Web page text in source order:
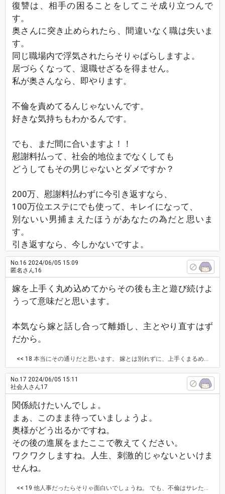
復讐は、相手の困ることをしてこそ成り立つんで
す。
奥さんに突き止められたら、間違いなく職は失いま
す。
同じ職場内で浮気されたらそりゃばらしますよ。
居づらくなって、退職せざるを得ません。
私が奥さんなら、即やります。
不倫を責めてるんじゃないんです。
好きな気持ちもわかるんです。
でも、まだ間に合いますよ！！
慰謝料払って、社会的地位までなくしても
どうしてもその男じゃないとダメですか？
200万、慰謝料払わずに今引き返すなら、
100万位エステにでも使って、キレイになって、
別ないい男捕まえたほうがあなたの為だと思いま
す。
引き返すなら、今しかないですよ。
No.16 2024/06/05 15:09
匿名さん16
嫁を上手く丸め込めてからその後も主と遊び続けよ
うって意味だと思います。
本気なら嫁と話し合って離婚し、主とやり直すはず
だから。
<< 18 本当にその通りだと思います。 嫁とは別れずに、上手くまるめこんで、 主とは密かに続けたいなんて…最低な男ですよ。 強固な態度に出ている、ってあたりが、それをうかがわせますよね。 主さん、早く目を覚まして、 そんな男は自分から捨ててやれば良いのに。
No.17 2024/06/05 15:11
社会人さん17
関係続けたいんでしょ。
まぁ、このまま待っていましょうよ。
奥様がどう出るかですね。
その後の進展をまたここで教えてください。
ワクワクしますね。人生、刺激的じゃないといけま
せんね。
<< 19 他人事だったらそりゃ面白いでしょうね。 でも、不倫はサレた側からしたら、 笑いごとじゃすまないんですよ～～～！ ワクワクと刺激の先に待つものは、マジで地獄のみです。